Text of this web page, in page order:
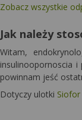
Zobacz wszystkie
Jak należy
Witam,
insulinoopornoscia
powinnam jeść
Dotyczy ulotki Siofor